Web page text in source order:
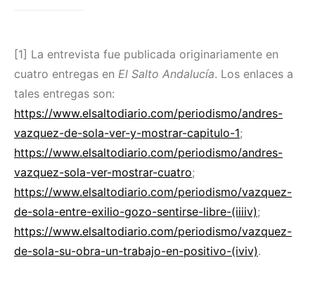
[1] La entrevista fue publicada originariamente en
cuatro entregas en El Salto Andalucía. Los enlaces a
tales entregas son:
https://www.elsaltodiario.com/periodismo/andres-
vazquez-de-sola-ver-y-mostrar-capitulo-1;
https://www.elsaltodiario.com/periodismo/andres-
vazquez-sola-ver-mostrar-cuatro;
https://www.elsaltodiario.com/periodismo/vazquez-
de-sola-entre-exilio-gozo-sentirse-libre-(iiiiv);
https://www.elsaltodiario.com/periodismo/vazquez-
de-sola-su-obra-un-trabajo-en-positivo-(iviv).